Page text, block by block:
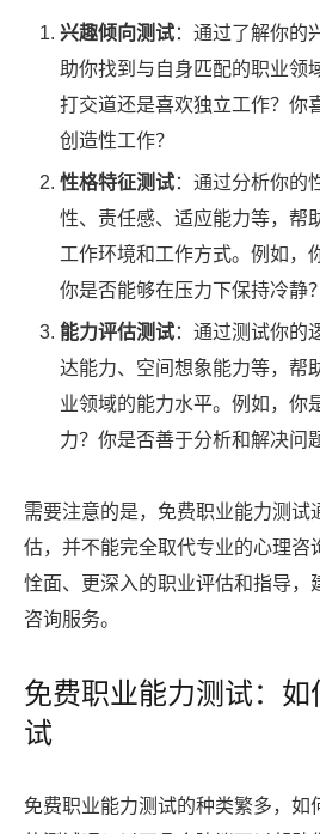
兴趣倾向测试：通过了解你的
助你找到与自身匹配的职业领
打交道还是喜欢独立工作？你
创造性工作？
性格特征测试：通过分析你的
性、责任感、适应能力等，帮
工作环境和工作方式。例如，
你是否能够在压力下保持冷静？
能力评估测试：通过测试你的
达能力、空间想象能力等，帮
业领域的能力水平。例如，你
力？你是否善于分析和解决问
需要注意的是，免费职业能力测试
估，并不能完全取代专业的心理咨
恮面、更深入的职业评估和指导，
咨询服务。
免费职业能力测试：如
试
免费职业能力测试的种类繁多，如